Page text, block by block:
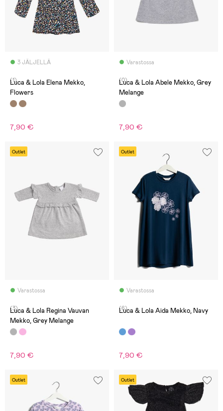
3 JÄLJELLÄ
(1)
Luca & Lola Elena Mekko,
Flowers
7,90 €
Varastossa
(0)
Luca & Lola Abele Mekko, Grey
Melange
7,90 €
Outlet
Varastossa
(3)
Luca & Lola Regina Vauvan
Mekko, Grey Melange
7,90 €
Outlet
Varastossa
(6)
Luca & Lola Aida Mekko, Navy
7,90 €
Outlet Outlet